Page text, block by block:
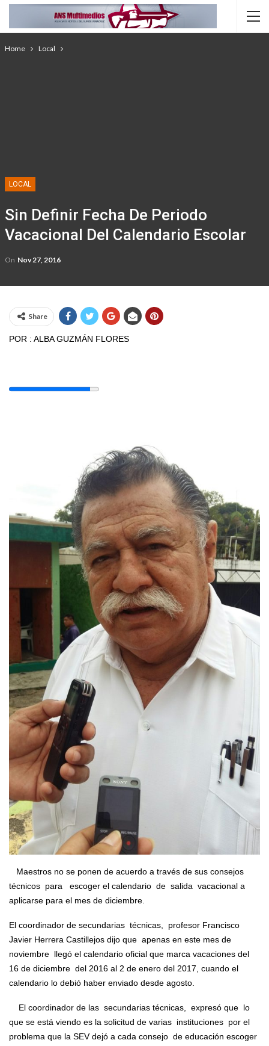
Home Local
LOCAL
Sin Definir Fecha De Periodo
Vacacional Del Calendario Escolar
On Nov 27, 2016
Share
POR : ALBA GUZMÁN FLORES
Maestros no se ponen de acuerdo a través de sus consejos
técnicos para escoger el calendario de salida vacacional a
aplicarse para el mes de diciembre.
El coordinador de secundarias técnicas, profesor Francisco
Javier Herrera Castillejos dijo que apenas en este mes de
noviembre llegó el calendario oficial que marca vacaciones del
16 de diciembre del 2016 al 2 de enero del 2017, cuando el
calendario lo debió haber enviado desde agosto.
El coordinador de las secundarias técnicas, expresó que lo
que se está viendo es la solicitud de varias instituciones por el
problema que la SEV dejó a cada consejo de educación escoger